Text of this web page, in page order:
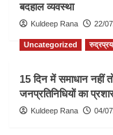
बदहाल व्यवस्था
Kuldeep Rana 22/
Uncategorized
15 दिन में समाधान नहीं
जनप्रतिनिधियों का
Kuldeep Rana 04/